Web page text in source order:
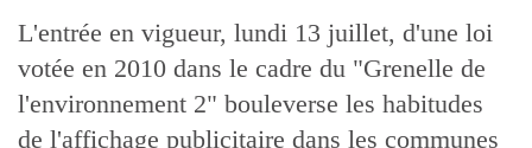
L'entrée en vigueur, lundi 13 juillet, d'une loi
votée en 2010 dans le cadre du "Grenelle de
l'environnement 2" bouleverse les habitudes
de l'affichage publicitaire dans les communes